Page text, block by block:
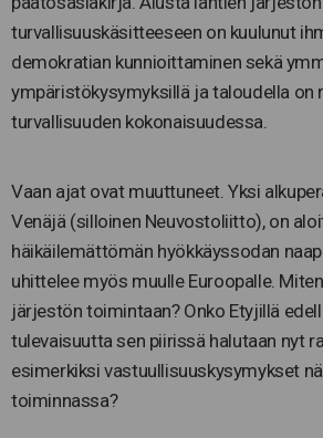
turvallisuuskäsitteeseen on kuulunut
demokratian kunnioittaminen sekä
ympäristökysymyksillä ja taloudella on
turvallisuuden kokonaisuudessa.
Vaan ajat ovat muuttuneet. Yksi
Venäjä (silloinen Neuvostoliitto), on
häikäilemättömän hyökkäyssodan
uhittelee myös muulle Euroopalle.
järjestön toimintaan? Onko Etyjillä
tulevaisuutta sen piirissä halutaan nyt
esimerkiksi vastuullisuuskysymykset
toiminnassa?